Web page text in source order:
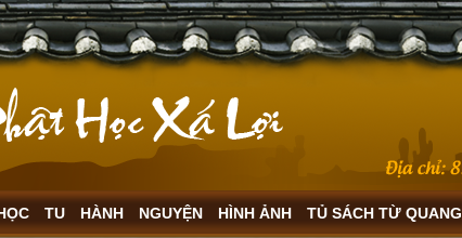
TU HÀNH NGUYỆN HÌNH ẢNH TỦ SÁCH TỪ QUANG